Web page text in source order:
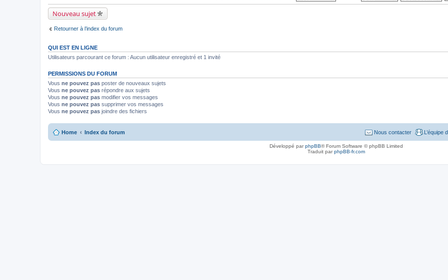
Nouveau sujet
Retourner à l’index du forum
QUI EST EN LIGNE
Utilisateurs parcourant ce forum : Aucun utilisateur enregistré et 1 invité
PERMISSIONS DU FORUM
Vous ne pouvez pas poster de nouveaux sujets
Vous ne pouvez pas répondre aux sujets
Vous ne pouvez pas modifier vos messages
Vous ne pouvez pas supprimer vos messages
Vous ne pouvez pas joindre des fichiers
Home Index du forum L’équipe
Nous contacter
Développé parphpBB® Forum Software © phpBB Limited
Traduit parphpBB-fr.com